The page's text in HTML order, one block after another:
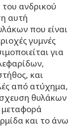
του ανδρικού
αυτή
που είναι
γυμνές
για
και
από ατύχημα,
θυλάκων
μεταφορά
και το άνω